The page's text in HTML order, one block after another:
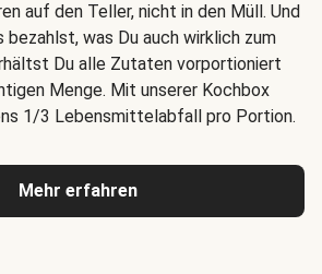
auf den Teller, nicht in den Müll. Und
bezahlst, was Du auch wirklich zum
Du alle Zutaten vorportioniert
Menge. Mit unserer Kochbox
1/3 Lebensmittelabfall pro Portion.
Mehr erfahren